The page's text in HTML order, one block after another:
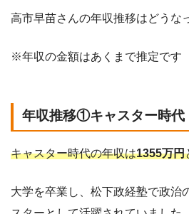
高市早苗さんの年収推移はどうな
※年収の金額はあくまで推定です
年収推移①キャスター時代
キャスター時代の年収は1355万円
大学を卒業し、松下政経塾で政治